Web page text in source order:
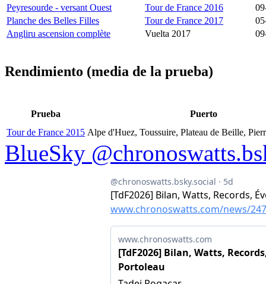
Peyresourde - versant Ouest
Tour de France 2016
Planche des Belles Filles
Tour de France 2017
Angliru ascension complète
Vuelta 2017
Rendimiento (media de la prueba)
Prueba
Puerto
Tour de France 2015 Alpe d'Huez, Toussuire, Plateau de Beille,
BlueSky